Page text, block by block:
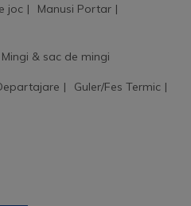
joc
Manusi Portar
Mingi & sac de mingi
Guler/Fes Termic